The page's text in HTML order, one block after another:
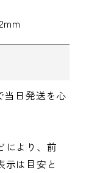
当日発送を心
により、前
示は目安と